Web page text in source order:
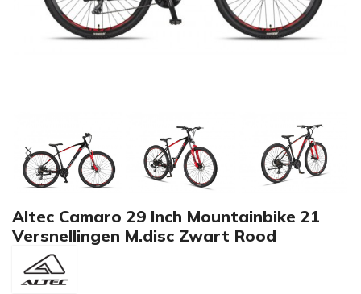
Altec Camaro 29 Inch Mountainbike 21
Versnellingen M.disc Zwart Rood